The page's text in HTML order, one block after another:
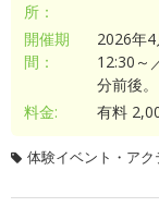
所：
開催期
間：
2026年
12:30～
分前後。
料金:
有料
体験イベント・アク